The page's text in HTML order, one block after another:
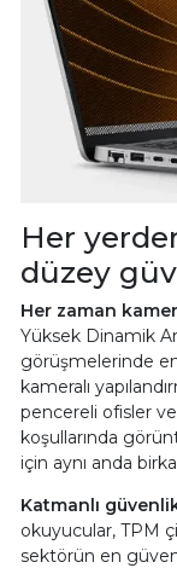
Her
düzey
Her zaman
Yüksek Dinamik
görüşmelerinde
kameralı
pencereli ofisler
koşullarında
için aynı anda
Katmanlı
okuyucular, TPM
sektörün en